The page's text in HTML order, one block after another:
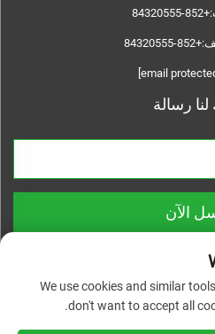
+852-84320555
+852-84320555
لنا رسالة
الآن
We use cookies and similar
don't want to accept all